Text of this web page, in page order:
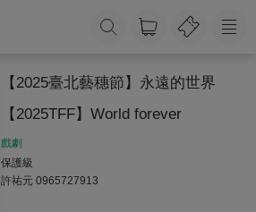
【2025臺北藝穗節】永遠的世界
【2025TFF】World forever
戲劇
保護級
許祐元 0965727913